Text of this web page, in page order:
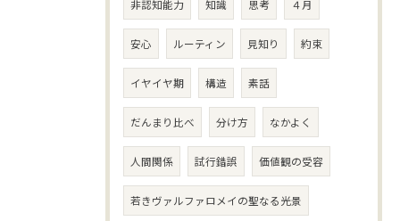
非認知能力 知識 思考 ４月
安心 ルーティン 見知り 約束
イヤイヤ期 構造 素話
だんまり比べ 分け方 なかよく
人間関係 試行錯誤 価値観の受容
若きヴァルファロメイの聖なる光景